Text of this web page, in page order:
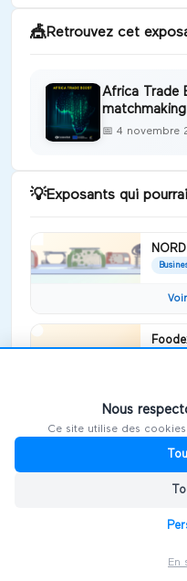
🎪Retrouvez cet
Africa Trade
matchmaking
📅 4 novembre
💡Exposants qui
fruits
WEYB
Nous
Nous
Ce site utilise des
En